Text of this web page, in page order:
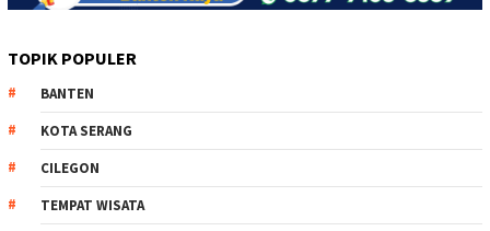
TOPIK POPULER
BANTEN
KOTA SERANG
CILEGON
TEMPAT WISATA